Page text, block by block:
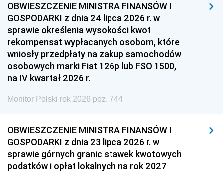
OBWIESZCZENIE MINISTRA FINANSÓW I
GOSPODARKI z dnia 24 lipca 2026 r. w
sprawie określenia wysokości kwot
rekompensat wypłacanych osobom, które
wniosły przedpłaty na zakup samochodów
osobowych marki Fiat 126p lub FSO 1500,
na IV kwartał 2026 r.
Monitor Polski rok 2026 poz. 744
OBWIESZCZENIE MINISTRA FINANSÓW I
GOSPODARKI z dnia 23 lipca 2026 r. w
sprawie górnych granic stawek kwotowych
podatków i opłat lokalnych na rok 2027